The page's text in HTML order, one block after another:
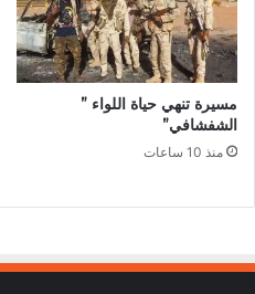
مسيرة تنهي حياة اللواء ”
الشفشافي”
منذ 10 ساعات